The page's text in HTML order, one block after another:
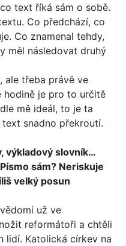
text říká sám o sobě.
Co předchází, co
Co znamenal tehdy,
měl násle­dovat druhý
ale třeba právě ve
hodině je pro to určitě
mě ideál, to je ta
snadno překroutí.
výkladový slovník…
sám? Neriskuje
velký posun
už ve
reformátoři a chtěli
lidí. Katolická církev na